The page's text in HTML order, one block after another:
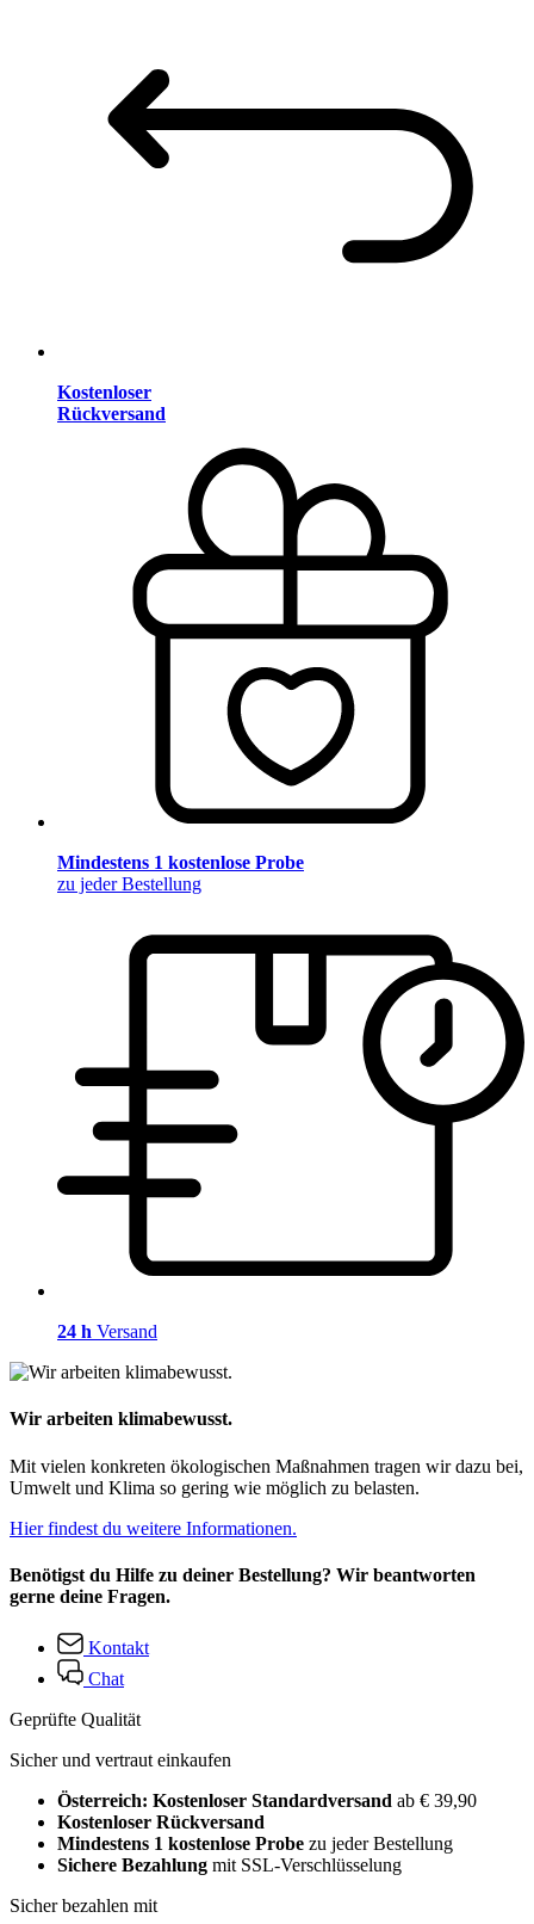
Kostenloser
Rückversand
Mindestens 1 kostenlose Probe
zu jeder Bestellung
24 h Versand
Wir arbeiten klimabewusst.
Mit vielen konkreten ökologischen Maßnahmen tragen wir dazu bei,
Umwelt und Klima so gering wie möglich zu belasten.
Hier findest du weitere Informationen.
Benötigst du Hilfe zu deiner Bestellung? Wir beantworten
gerne deine Fragen.
Kontakt
Chat
Geprüfte Qualität
Sicher und vertraut einkaufen
Österreich: Kostenloser Standardversand ab € 39,90
Kostenloser Rückversand
Mindestens 1 kostenlose Probe zu jeder Bestellung
Sichere Bezahlung mit SSL-Verschlüsselung
Sicher bezahlen mit